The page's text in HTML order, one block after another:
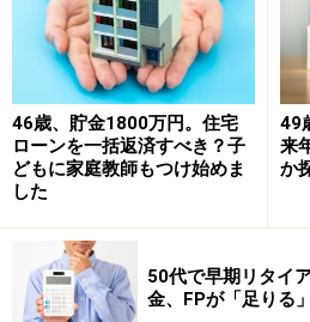
33歳から加入している個人年金
たいない気がして、8000円に減
けようか迷っています。とはい
契約社員になってからボーナス
毎月決まった金額のお給料にな
46歳、貯金1800万円。住宅
ローンを一括返済すべき？子
どもに家庭教師もつけ始めま
した
49
来
か
50代で早期リタイ
金、FPが「足りる